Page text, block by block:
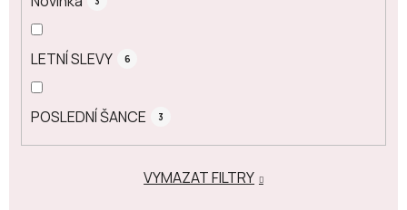
LETNÍ SLEVY 6
POSLEDNÍ ŠANCE 3
VYMAZAT FILTRY